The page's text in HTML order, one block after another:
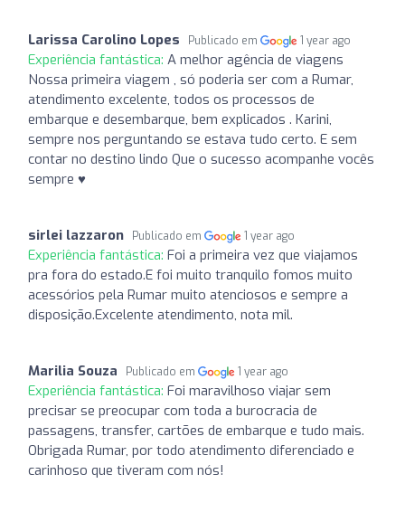
Larissa Carolino Lopes Publicado em 1 year ago
Experiência fantástica: A melhor agência de viagens
Nossa primeira viagem , só poderia ser com a Rumar,
atendimento excelente, todos os processos de
embarque e desembarque, bem explicados . Karini,
sempre nos perguntando se estava tudo certo. E sem
contar no destino lindo Que o sucesso acompanhe vocês
sempre ♥️
sirlei lazzaron Publicado em 1 year ago
Experiência fantástica: Foi a primeira vez que viajamos
pra fora do estado.E foi muito tranquilo fomos muito
acessórios pela Rumar muito atenciosos e sempre a
disposição.Excelente atendimento, nota mil.
Marilia Souza Publicado em 1 year ago
Experiência fantástica: Foi maravilhoso viajar sem
precisar se preocupar com toda a burocracia de
passagens, transfer, cartões de embarque e tudo mais.
Obrigada Rumar, por todo atendimento diferenciado e
carinhoso que tiveram com nós!